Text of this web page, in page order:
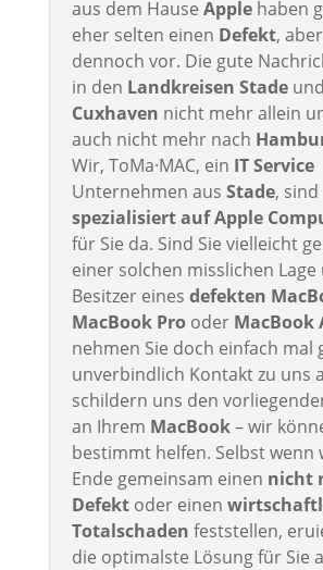
aus dem Hause Applehaben
eher selten einen Defekt,
dennoch vor. Die gute
in den Landkreisen Stadeund
Cuxhaven nicht mehr allein
auch nicht mehr nach
Wir, ToMa·MAC, ein IT Service
Unternehmen aus Stade, sind
spezialisiert auf Apple
für Sie da. Sind Sie vielleicht
einer solchen misslichen Lage
Besitzer eines defekten
MacBook Prooder MacBook
nehmen Sie doch einfach mal
unverbindlich Kontakt zu uns
schildern uns den
an Ihrem MacBook– wir
bestimmt helfen. Selbst wenn
Ende gemeinsam einen nicht
Defektoder einen
Totalschaden feststellen,
die optimalste Lösung für Sie